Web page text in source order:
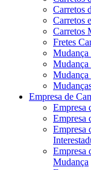
Carretos
Carretos
Carretos
Fretes
Mudança
Mudança
Mudança
Empresa de
Empresa
Empresa
Empresa
Empresa
Mudança